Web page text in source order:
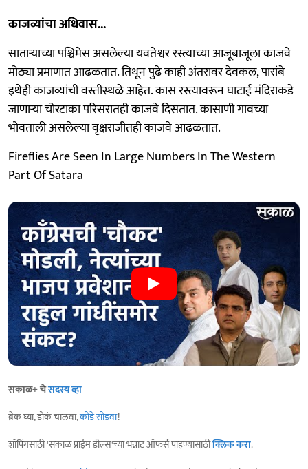
काजव्यांचा अधिवास...
साताऱ्याच्या पश्चिमेस असलेल्या यवतेश्वर रस्त्याच्या आजूबाजूला काजवे
मोठ्या प्रमाणात आढळतात. तिथून पुढे काही अंतरावर देवकल, पारांबे
इथेही काजव्यांची वस्तीस्थळे आहेत. कास रस्त्यावरून घाटाई मंदिराकडे
जाणाऱ्या चोरटाका परिसरातही काजवे दिसतात. कासाणी गावच्या
भोवताली असलेल्या वृक्षराजीतही काजवे आढळतात.
Fireflies Are Seen In Large Numbers In The Western
Part Of Satara
सकाळ+ चेसदस्य व्हा
ब्रेक घ्या, डोकं चालवा,कोडे सोडवा!
शॉपिंगसाठी 'सकाळ प्राईम डील्स'च्या भन्नाट ऑफर्स पाहण्यासाठीक्लिक करा.